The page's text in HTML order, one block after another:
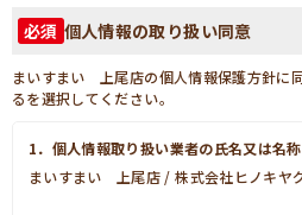
必須 個人情報の取り扱い同意
まいすまい 上尾店の個人情報保護方針に
るを選択してください。
1．個人情報取り扱い業者の氏名又は名称
まいすまい 上尾店 / 株式会社ヒノキヤ